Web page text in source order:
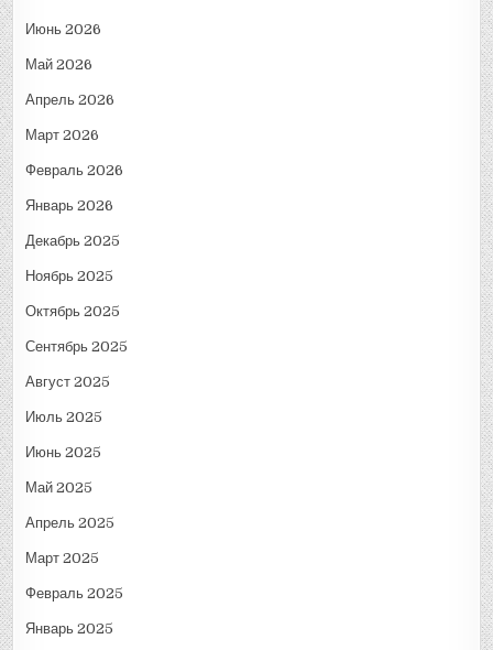
Июнь 2026
Май 2026
Апрель 2026
Март 2026
Февраль 2026
Январь 2026
Декабрь 2025
Ноябрь 2025
Октябрь 2025
Сентябрь 2025
Август 2025
Июль 2025
Июнь 2025
Май 2025
Апрель 2025
Март 2025
Февраль 2025
Январь 2025